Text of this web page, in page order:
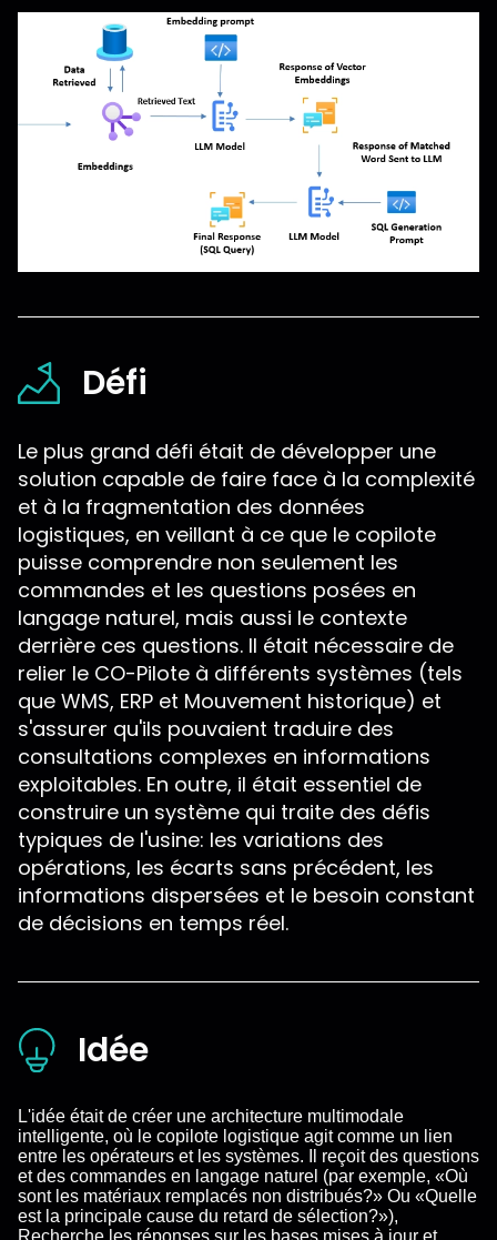
Défi
Le plus grand défi était de développer une
solution capable de faire face à la complexité
et à la fragmentation des données
logistiques, en veillant à ce que le copilote
puisse comprendre non seulement les
commandes et les questions posées en
langage naturel, mais aussi le contexte
derrière ces questions. Il était nécessaire de
relier le CO-Pilote à différents systèmes (tels
que WMS, ERP et Mouvement historique) et
s'assurer qu'ils pouvaient traduire des
consultations complexes en informations
exploitables. En outre, il était essentiel de
construire un système qui traite des défis
typiques de l'usine: les variations des
opérations, les écarts sans précédent, les
informations dispersées et le besoin constant
de décisions en temps réel.
Idée
L'idée était de créer une architecture multimodale
intelligente, où le copilote logistique agit comme un lien
entre les opérateurs et les systèmes. Il reçoit des questions
et des commandes en langage naturel (par exemple, «Où
sont les matériaux remplacés non distribués?» Ou «Quelle
est la principale cause du retard de sélection?»),
Recherche les réponses sur les bases mises à jour et